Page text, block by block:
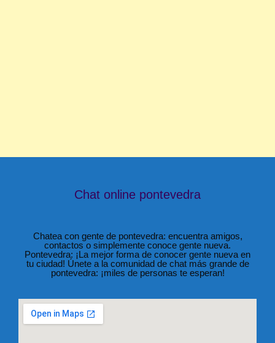
Chat online pontevedra
Chatea con gente de pontevedra: encuentra amigos,
contactos o simplemente conoce gente nueva.
Pontevedra: ¡La mejor forma de conocer gente nueva en
tu ciudad! Únete a la comunidad de chat más grande de
pontevedra: ¡miles de personas te esperan!